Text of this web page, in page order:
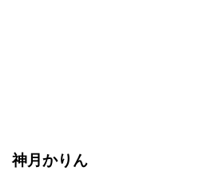
神月かりん